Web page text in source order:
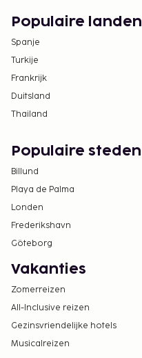
Populaire landen
Spanje
Turkije
Frankrijk
Duitsland
Thailand
Populaire steden
Billund
Playa de Palma
Londen
Frederikshavn
Göteborg
Vakanties
Zomerreizen
All-Inclusive reizen
Gezinsvriendelijke hotels
Musicalreizen